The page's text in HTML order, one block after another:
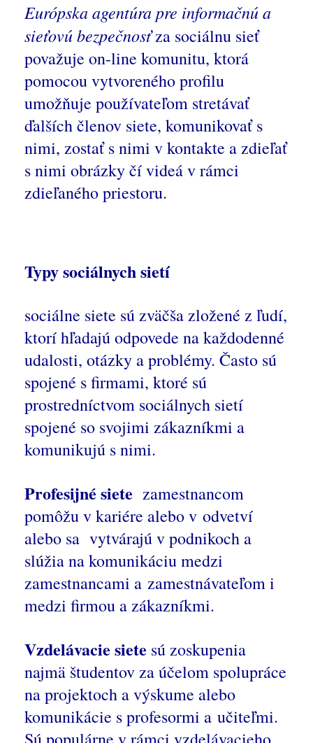
Európska agentúra pre informačnú a
sieťovú bezpečnosťza sociálnu sieť
považuje on-line komunitu, ktorá
pomocou vytvoreného profilu
umožňuje používateľom stretávať
ďalších členov siete, komunikovať s
nimi, zostať s nimi v kontakte a zdieľať
s nimi obrázky čí videá v rámci
zdieľaného priestoru.
Typy sociálnych sietí
sociálne siete sú zväčša zložené z ľudí,
ktorí hľadajú odpovede na každodenné
udalosti, otázky a problémy. Často sú
spojené s firmami, ktoré sú
prostredníctvom sociálnych sietí
spojené so svojimi zákazníkmi a
komunikujú s nimi.
Profesijné siete zamestnancom
pomôžu v kariére alebo v odvetví
alebo sa vytvárajú v podnikoch a
slúžia na komunikáciu medzi
zamestnancami a zamestnávateľom i
medzi firmou a zákazníkmi.
Vzdelávacie siete sú zoskupenia
najmä študentov za účelom spolupráce
na projektoch a výskume alebo
komunikácie s profesormi a učiteľmi.